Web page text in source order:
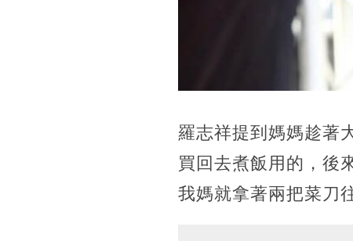
羅志祥提到媽媽趁著
買回去煮飯用的，後
我媽就拿著兩把菜刀